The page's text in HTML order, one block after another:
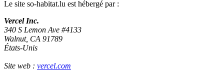
Le site so-habitat.lu est hébergé par :
Vercel Inc.
340 S Lemon Ave #4133
Walnut, CA 91789
États-Unis
Site web : vercel.com